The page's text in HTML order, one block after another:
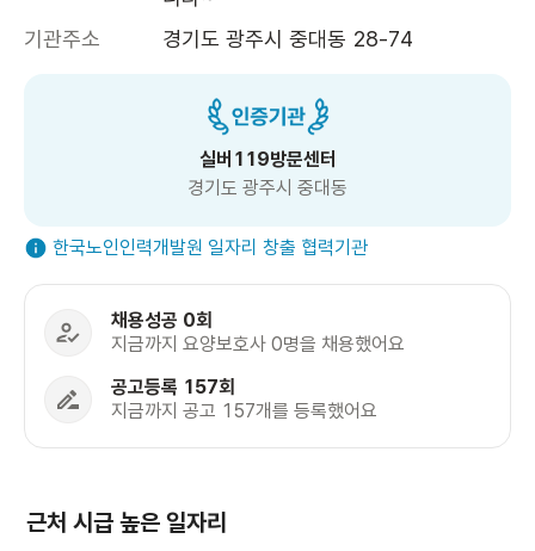
기관주소
경기도 광주시 중대동 28-74
실버119방문센터
경기도 광주시 중대동
한국노인인력개발원 일자리 창출 협력기관
채용성공 0회
지금까지 요양보호사 0명을 채용했어요
공고등록 157회
지금까지 공고 157개를 등록했어요
근처 시급 높은 일자리